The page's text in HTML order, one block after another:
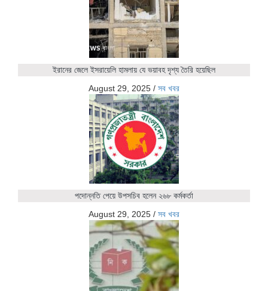
ইরানের জেলে ইসরায়েলি হামলায় যে ভয়াবহ দৃশ্য তৈরি হয়েছিল
August 29, 2025 / সব খবর
পদোন্নতি পেয়ে উপসচিব হলেন ২৬৮ কর্মকর্তা
August 29, 2025 / সব খবর